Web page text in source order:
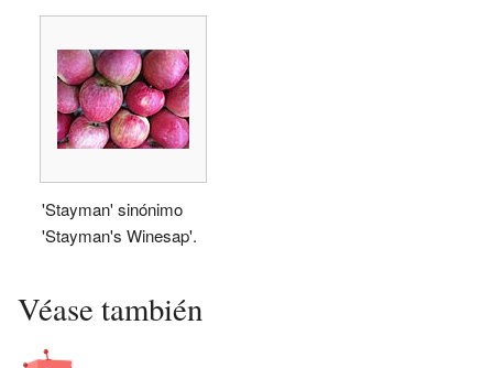
'Stayman' sinónimo
'Stayman's Winesap'.
Véase también